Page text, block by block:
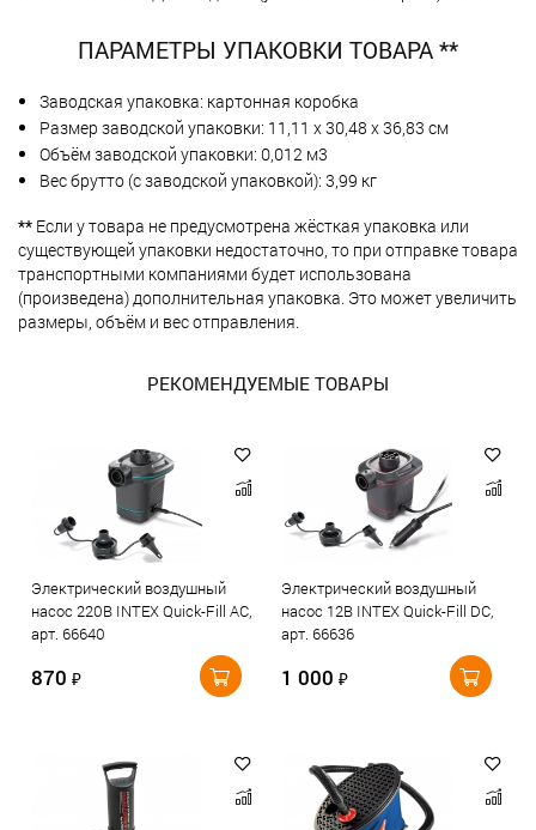
ПАРАМЕТРЫ УПАКОВКИ ТОВАРА **
Заводская упаковка: картонная коробка
Размер заводской упаковки: 11,11 х 30,48 х 36,83 см
Объём заводской упаковки: 0,012 м3
Вес брутто (с заводской упаковкой): 3,99 кг
** Если у товара не предусмотрена жёсткая упаковка или
существующей упаковки недостаточно, то при отправке товара
транспортными компаниями будет использована
(произведена) дополнительная упаковка. Это может увеличить
размеры, объём и вес отправления.
РЕКОМЕНДУЕМЫЕ ТОВАРЫ
Электрический воздушный
насос 220В INTEX Quick-Fill AC,
арт. 66640
870 ₽
Электрический воздушный
насос 12В INTEX Quick-Fill DC,
арт. 66636
1 000 ₽